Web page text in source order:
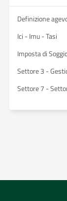
Definizione
Ici - Imu - Tasi
Imposta di
Settore 3 -
Settore 7 -